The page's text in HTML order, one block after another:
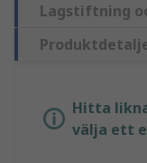
Lagstiftning
Hitta
välja ett